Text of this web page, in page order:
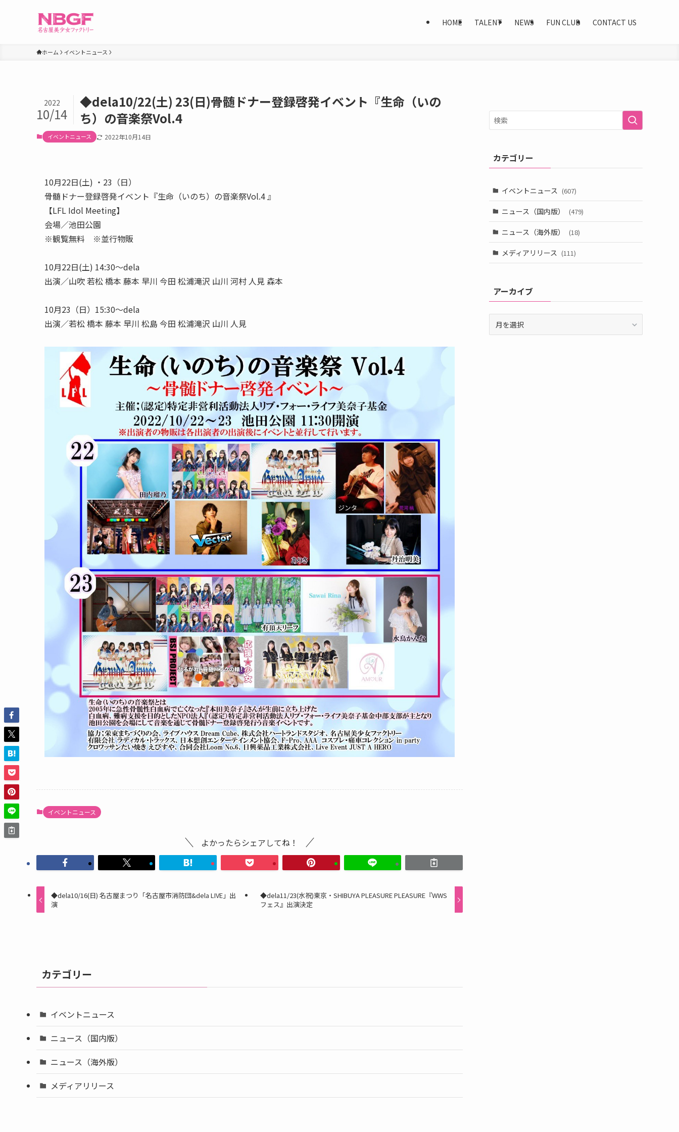
HOME TALENT NEWS FUN CLUB CONTACT US
ホーム イベントニュース
◆dela10/22(土) 23(日)骨髄ドナー登録啓発イベント『生命（いの
ち）の音楽祭Vol.4
2022
10/14
イベントニュース 2022年10月14日
10月22日(土) ・23（日）
骨髄ドナー登録啓発イベント『生命（いのち）の音楽祭Vol.4 』
【LFL Idol Meeting】
会場／池田公園
※観覧無料 ※並行物販
10月22日(土) 14:30〜dela
出演／山吹 若松 橋本 藤本 早川 今田 松浦滝沢 山川 河村 人見 森本
10月23（日）15:30〜dela
出演／若松 橋本 藤本 早川 松島 今田 松浦滝沢 山川 人見
イベントニュース
よかったらシェアしてね！
◆dela10/16(日) 名古屋まつり「名古屋市消防団&dela LIVE」出
演
◆dela11/23(水祝)東京・SHIBUYA PLEASURE PLEASURE『WWS
フェス』出演決定
カテゴリー
イベントニュース
ニュース（国内版）
ニュース（海外版）
メディアリリース
カテゴリー
イベントニュース (607)
ニュース（国内版） (479)
ニュース（海外版） (18)
メディアリリース (111)
アーカイブ